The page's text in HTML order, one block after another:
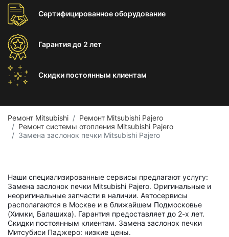
Сертифицированноеоборудование
Гарантиядо 2 лет
Скидки постоянным клиентам
Ремонт Mitsubishi
Ремонт Mitsubishi Pajero
Ремонт системы отопления Mitsubishi Pajero
Замена заслонок печки Mitsubishi Pajero
Наши специализированные сервисы предлагают услугу:
Замена заслонок печки Mitsubishi Pajero. Оригинальные и
неоригинальные запчасти в наличии. Автосервисы
располагаются в Москве и в ближайшем Подмосковье
(Химки, Балашиха). Гарантия предоставляет до 2-х лет.
Скидки постоянным клиентам. Замена заслонок печки
Митсубиси Паджеро: низкие цены.